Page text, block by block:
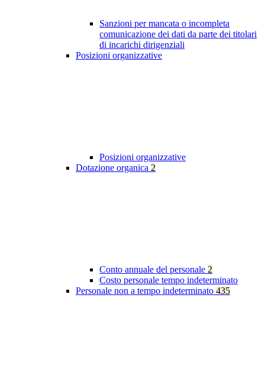
Sanzioni per mancata o incompleta
comunicazione dei dati da parte dei titolari
di incarichi dirigenziali
Posizioni organizzative
Posizioni organizzative
Dotazione organica 2
Conto annuale del personale 2
Costo personale tempo indeterminato
Personale non a tempo indeterminato 435